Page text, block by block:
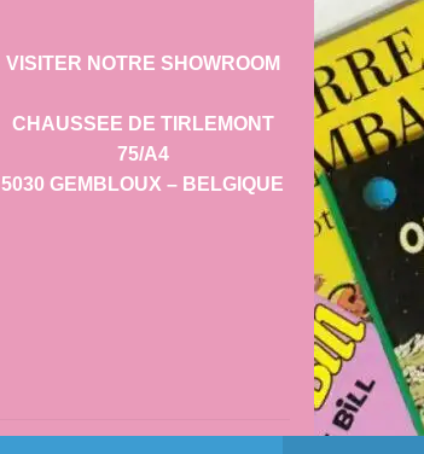
VISITER NOTRE SHOWROOM
CHAUSSEE DE TIRLEMONT
75/A4
5030 GEMBLOUX – BELGIQUE